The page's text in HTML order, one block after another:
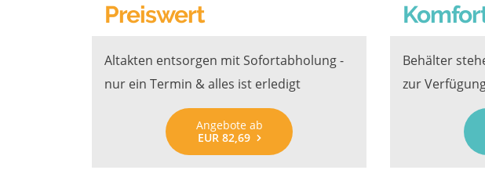
Preiswert
Altakten entsorgen mit Sofortabholung -
nur ein Termin & alles ist erledigt
Angebote ab
EUR 82,69
Behälter
zur